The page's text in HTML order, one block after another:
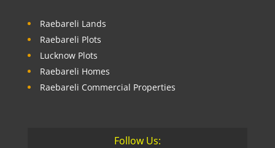
Raebareli Lands
Raebareli Plots
Lucknow Plots
Raebareli Homes
Raebareli Commercial Properties
Follow Us: